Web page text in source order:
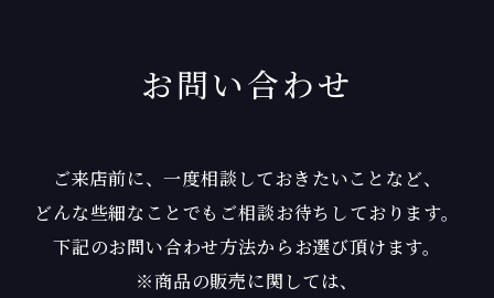
お問い合わせ
ご来店前に、一度相談しておきたいことなど、
どんな些細なことでもご相談お待ちしております。
下記のお問い合わせ方法からお選び頂けます。
※商品の販売に関しては、